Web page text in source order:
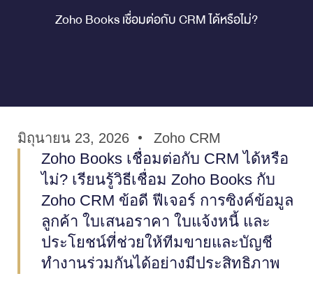
Zoho Books เชื่อมต่อกับ CRM ได้หรือไม่?
มิถุนายน 23, 2026 Zoho CRM
Zoho Books เชื่อมต่อกับ CRM ได้หรือ
ไม่? เรียนรู้วิธีเชื่อม Zoho Books กับ
Zoho CRM ข้อดี ฟีเจอร์ การซิงค์ข้อมูล
ลูกค้า ใบเสนอราคา ใบแจ้งหนี้ และ
ประโยชน์ที่ช่วยให้ทีมขายและบัญชี
ทำงานร่วมกันได้อย่างมีประสิทธิภาพ